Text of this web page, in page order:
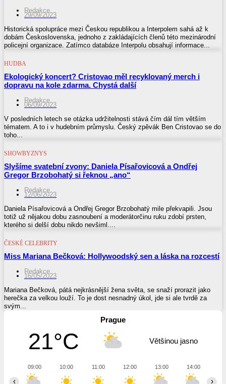
Redakce
29/09/2023
Historická spolupráce mezi Českou republikou a Interpolem sahá až k
dobám Československa, jednoho z zakládajících členů této mezinárodní
policejní organizace. Zatímco databáze Interpolu obsahují informace...
HUDBA
Ekologický koncert? Cristovao měl recyklovaný merch i
dopravu na kole zdarma. Chystá další
Redakce
06/09/2023
V posledních letech se otázka udržitelnosti stává čím dál tím větším
tématem. A to i v hudebním průmyslu. Český zpěvák Ben Cristovao se do
toho...
SHOWBYZNYS
Slyšíme svatební zvony: Daniela Písařovicová a Ondřej
Gregor Brzobohatý si řeknou „ano“
Redakce
12/06/2023
Daniela Písařovicová a Ondřej Gregor Brzobohatý mile překvapili. Jsou
totiž už nějakou dobu zasnoubení a moderátorčinu ruku zdobí prsten,
kterého si delší dobu nikdo nevšiml....
ČESKÉ CELEBRITY
Miss Mariana Bečková: Hollywoodský sen a láska na rozcestí
Redakce
16/05/2023
Mariana Bečková, pátá nejkrásnější žena světa, se snaží prorazit jako
herečka za velkou louží. To je dost nesnadný úkol, jde si ale tvrdě za
svým...
Prague
21°C Většinou jasno
09:00 10:00 11:00 12:00 13:00 14:00
‹ ›